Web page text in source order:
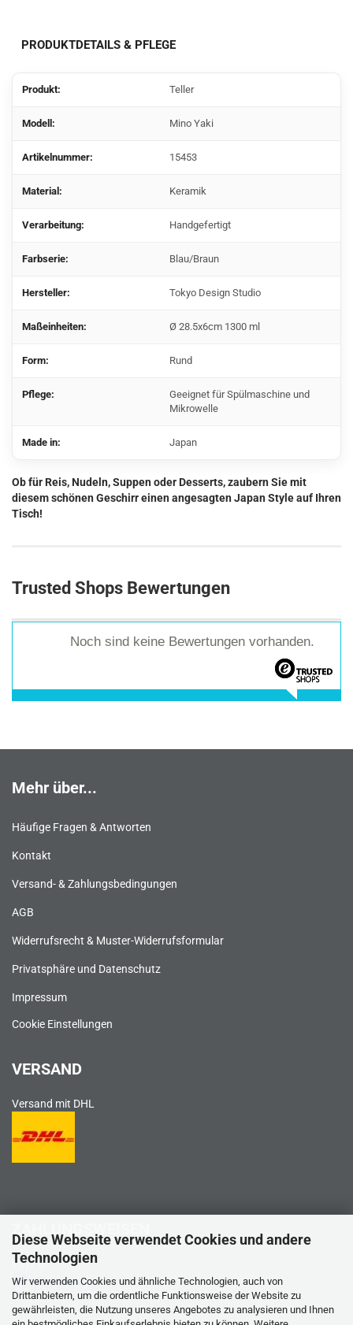
Diese Webseite verwendet Cookies und andere
Technologien
Wir verwenden Cookies und ähnliche Technologien, auch von
Drittanbietern, um die ordentliche Funktionsweise der Website zu
gewährleisten, die Nutzung unseres Angebotes zu analysieren und Ihnen
PRODUKTDETAILS & PFLEGE
Produkt: Teller
Modell: Mino Yaki
Artikelnummer: 15453
Material: Keramik
Verarbeitung: Handgefertigt
Farbserie: Blau/Braun
Hersteller: Tokyo Design Studio
Maßeinheiten: Ø 28.5x6cm 1300 ml
Form: Rund
Pflege:
Geeignet für Spülmaschine und
Mikrowelle
Made in: Japan
Ob für Reis, Nudeln, Suppen oder Desserts, zaubern Sie mit
diesem schönen Geschirr einen angesagten Japan Style auf Ihren
Tisch!
Trusted Shops Bewertungen
Noch sind keine Bewertungen vorhanden.
Mehr über...
Häufige Fragen & Antworten
Kontakt
Versand- & Zahlungsbedingungen
AGB
Widerrufsrecht & Muster-Widerrufsformular
Privatsphäre und Datenschutz
Impressum
Cookie Einstellungen
VERSAND
Versand mit DHL
ZAHLUNGSWEISEN
PayPal